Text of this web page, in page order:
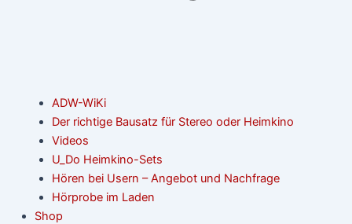
ADW-WiKi
Der richtige Bausatz für Stereo oder Heimkino
Videos
U_Do Heimkino-Sets
Hören bei Usern – Angebot und Nachfrage
Hörprobe im Laden
Shop